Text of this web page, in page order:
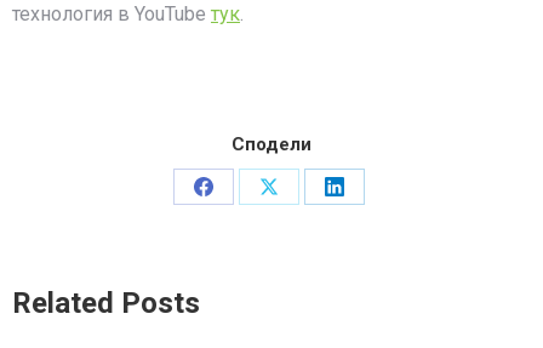
технология в YouTube тук
Сподели
Share
Share
Share
Related Posts